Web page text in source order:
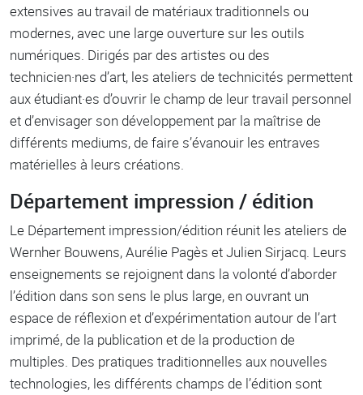
extensives au travail de matériaux traditionnels ou
modernes, avec une large ouverture sur les outils
numériques. Dirigés par des artistes ou des
technicien·nes d’art, les ateliers de technicités permettent
aux étudiant·es d’ouvrir le champ de leur travail personnel
et d’envisager son développement par la maîtrise de
différents mediums, de faire s’évanouir les entraves
matérielles à leurs créations.
Département impression / édition
Le Département impression/édition réunit les ateliers de
Wernher Bouwens, Aurélie Pagès et Julien Sirjacq. Leurs
enseignements se rejoignent dans la volonté d’aborder
l’édition dans son sens le plus large, en ouvrant un
espace de réflexion et d’expérimentation autour de l’art
imprimé, de la publication et de la production de
multiples. Des pratiques traditionnelles aux nouvelles
technologies, les différents champs de l’édition sont